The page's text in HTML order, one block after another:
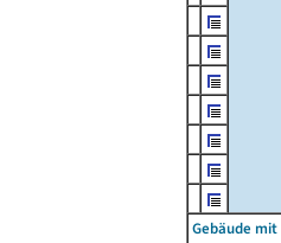
Gebäude mit